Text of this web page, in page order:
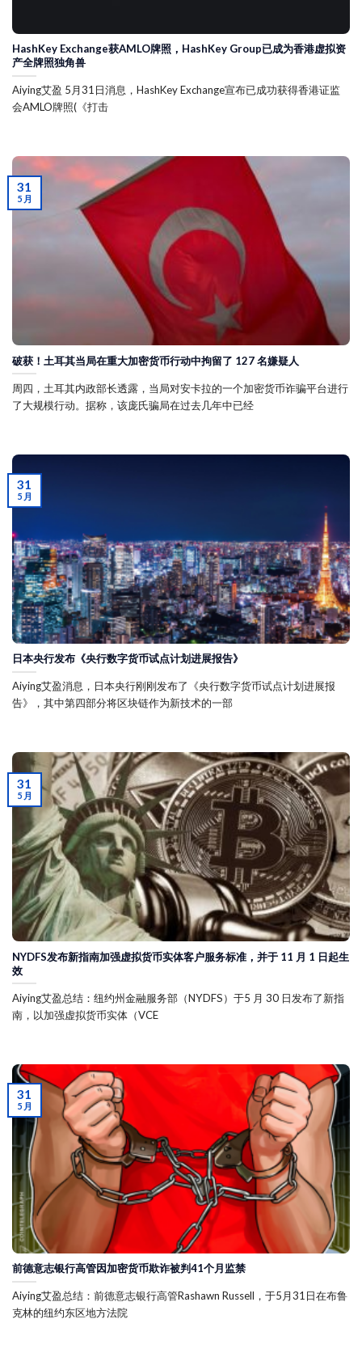
HashKey Exchange获AMLO牌照，HashKey Group已成为香港虚拟资
产全牌照独角兽
Aiying艾盈 5月31日消息，HashKey Exchange宣布已成功获得香港证监
会AMLO牌照(《打击
破获！土耳其当局在重大加密货币行动中拘留了 127 名嫌疑人
周四，土耳其内政部长透露，当局对安卡拉的一个加密货币诈骗平台进行
了大规模行动。据称，该庞氏骗局在过去几年中已经
31
5 月
日本央行发布《央行数字货币试点计划进展报告》
Aiying艾盈消息，日本央行刚刚发布了《央行数字货币试点计划进展报
告》，其中第四部分将区块链作为新技术的一部
31
5 月
NYDFS发布新指南加强虚拟货币实体客户服务标准，并于 11 月 1 日起生
效
Aiying艾盈总结：纽约州金融服务部（NYDFS）于5 月 30 日发布了新指
南，以加强虚拟货币实体（VCE
31
5 月
前德意志银行高管因加密货币欺诈被判41个月监禁
Aiying艾盈总结：前德意志银行高管Rashawn Russell，于5月31日在布鲁
克林的纽约东区地方法院
31
5 月